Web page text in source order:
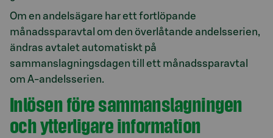
Om en andelsägare har ett fortlöpande
månadssparavtal om den överlåtande andelsserien,
ändras avtalet automatiskt på
sammanslagningsdagen till ett månadssparavtal
om A-andelsserien.
Inlösen före sammanslagningen
och ytterligare information